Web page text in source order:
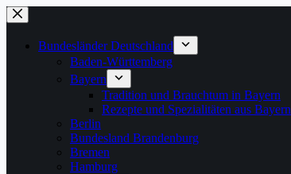
Zum
Inhalt
springenBundesländer Deutschland
Baden-Württemberg
Bayern
Tradition und Brauchtum in Bayern
Rezepte und Spezialitäten aus Bayern
Berlin
Bundesland Brandenburg
Bremen
Hamburg